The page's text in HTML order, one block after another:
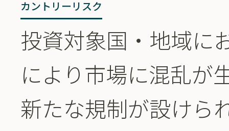
カントリーリスク
投資対象国・地域に
により市場に混乱が
新たな規制が設けら